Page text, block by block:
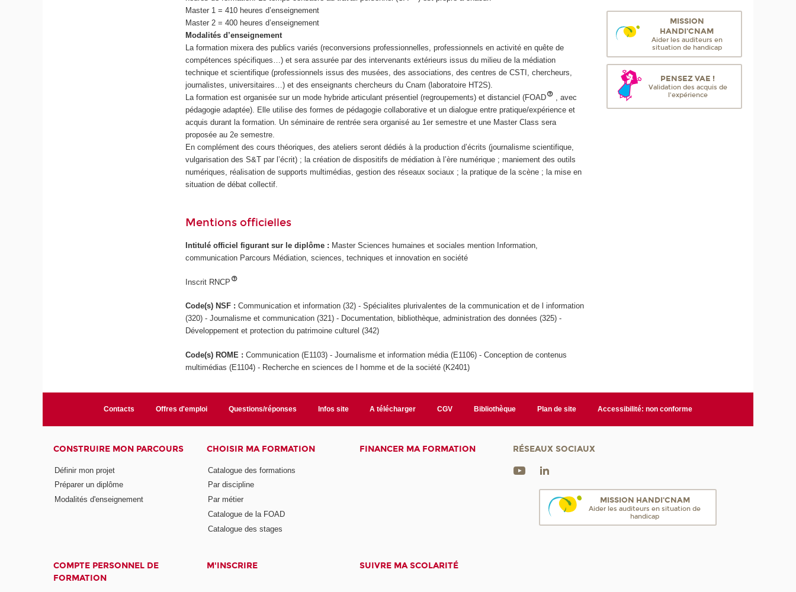
Master 1 = 410 heures d’enseignement
Master 2 = 400 heures d’enseignement
Modalités d’enseignement
La formation mixera des publics variés (reconversions professionnelles, professionnels en activité en quête de
compétences spécifiques…) et sera assurée par des intervenants extérieurs issus du milieu de la médiation
technique et scientifique (professionnels issus des musées, des associations, des centres de CSTI, chercheurs,
journalistes, universitaires…) et des enseignants chercheurs du Cnam (laboratoire HT2S).
La formation est organisée sur un mode hybride articulant présentiel (regroupements) et distanciel (FOAD
, avec
pédagogie adaptée). Elle utilise des formes de pédagogie collaborative et un dialogue entre pratique/expérience et
acquis durant la formation. Un séminaire de rentrée sera organisé au 1er semestre et une Master Class sera
proposée au 2e semestre.
En complément des cours théoriques, des ateliers seront dédiés à la production d’écrits (journalisme scientifique,
vulgarisation des S&T par l’écrit) ; la création de dispositifs de médiation à l’ère numérique ; maniement des outils
numériques, réalisation de supports multimédias, gestion des réseaux sociaux ; la pratique de la scène ; la mise en
situation de débat collectif.
Mentions officielles
Intitulé officiel figurant sur le diplôme : Master Sciences humaines et sociales mention Information,
communication Parcours Médiation, sciences, techniques et innovation en société
Inscrit RNCP
Code(s) NSF :Communication et information (32) - Spécialites plurivalentes de la communication et de l information
(320) - Journalisme et communication (321) - Documentation, bibliothèque, administration des données (325) -
Développement et protection du patrimoine culturel (342)
Code(s) ROME :Communication (E1103) - Journalisme et information média (E1106) - Conception de contenus
multimédias (E1104) - Recherche en sciences de l homme et de la société (K2401)
MISSION
HANDI'CNAM
Aider les auditeurs en
situation de handicap
PENSEZ VAE !
Validation des acquis de
l'expérience
Contacts Offres d'emploi Questions/réponses Infos site A télécharger CGV Bibliothèque Plan de site Accessibilité: non conforme
CONSTRUIRE MON PARCOURS
Définir mon projet
Préparer un diplôme
Modalités d'enseignement
CHOISIR MA FORMATION
Catalogue des formations
Par discipline
Par métier
Catalogue de la FOAD
Catalogue des stages
FINANCER MA FORMATION
COMPTE PERSONNEL DE
FORMATION
M'INSCRIRE SUIVRE MA SCOLARITÉ
RÉSEAUX SOCIAUX
MISSION HANDI'CNAM
Aider les auditeurs en situation de
handicap